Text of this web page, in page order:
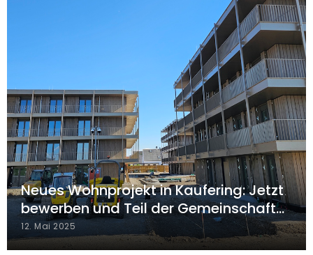
Neues Wohnprojekt in Kaufering: Jetzt
bewerben und Teil der Gemeinschaft…
12. Mai 2025